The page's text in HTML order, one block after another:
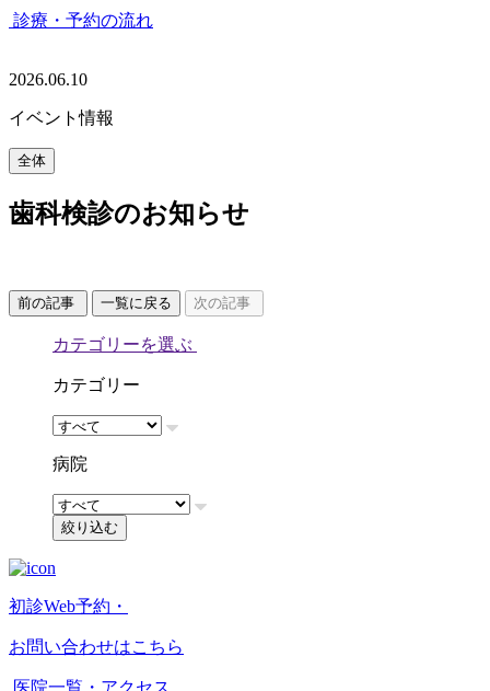
診療・予約の流れ
2026.06.10
イベント情報
全体
歯科検診のお知らせ
前の記事 一覧に戻る 次の記事
カテゴリーを選ぶ
カテゴリー
病院
絞り込む
初診Web予約・
お問い合わせはこちら
医院一覧・アクセス